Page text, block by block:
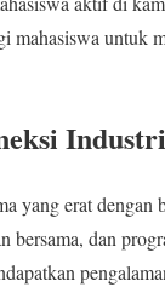
mahasiswa untuk
Industri
yang erat dengan
bersama, dan